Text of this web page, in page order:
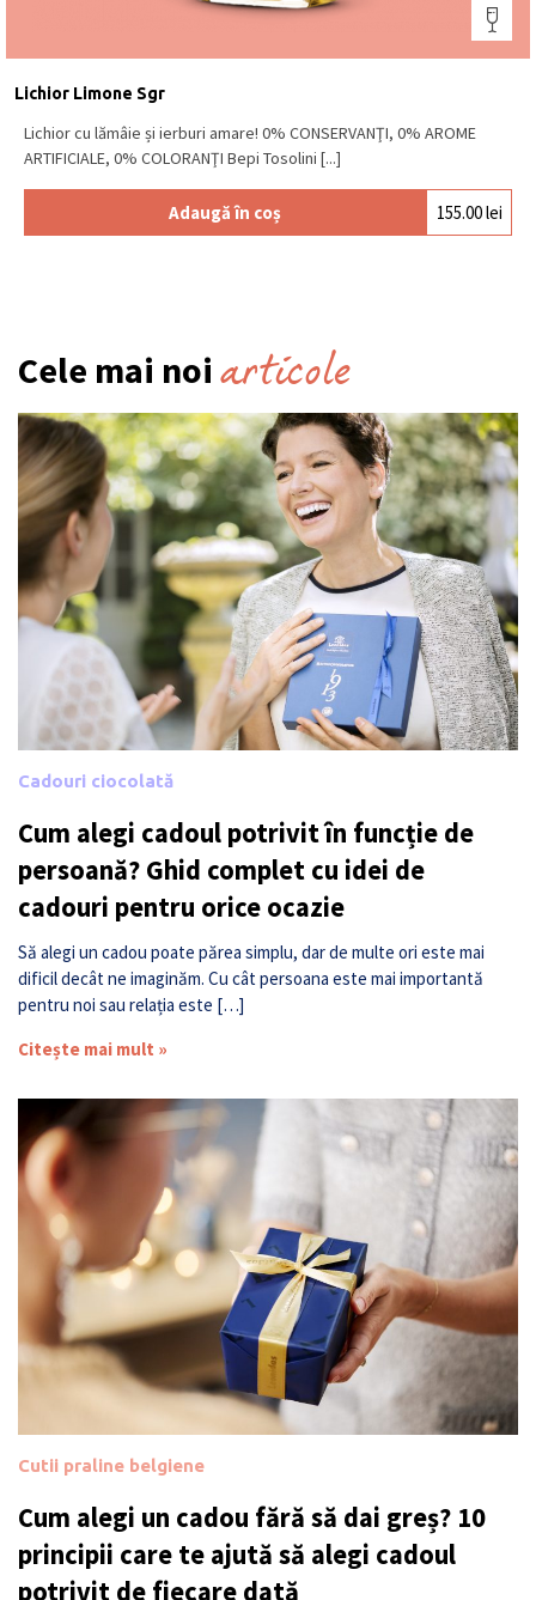
Lichior Limone Sgr
Lichior cu lămâie și ierburi amare! 0% CONSERVANŢI, 0% AROME
ARTIFICIALE, 0% COLORANŢI Bepi Tosolini [...]
Adaugă în coș 155.00lei
Cele mai noi articole
Cadouri ciocolată
Cum alegi cadoul potrivit în funcție de
persoană? Ghid complet cu idei de
cadouri pentru orice ocazie
Să alegi un cadou poate părea simplu, dar de multe ori este mai
dificil decât ne imaginăm. Cu cât persoana este mai importantă
pentru noi sau relația este […]
Citește mai mult »
Cutii praline belgiene
Cum alegi un cadou fără să dai greș? 10
principii care te ajută să alegi cadoul
potrivit de fiecare dată